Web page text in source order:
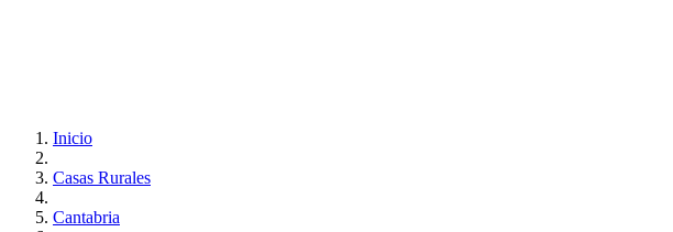
Inicio
Casas Rurales
Cantabria